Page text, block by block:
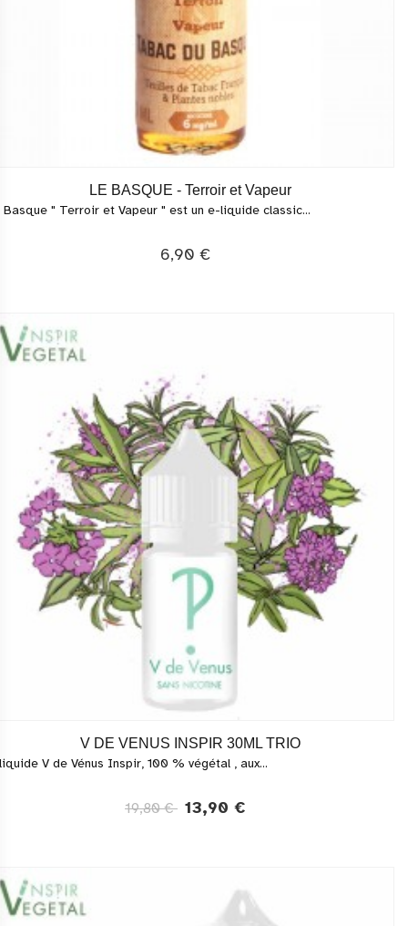
LE BASQUE - Terroir et Vapeur
Basque " Terroir et Vapeur " est un e-liquide classic...
6,90 €
V DE VENUS INSPIR 30ML TRIO
V de Vénus Inspir, 100 % végétal , aux...
19,80 € 13,90 €